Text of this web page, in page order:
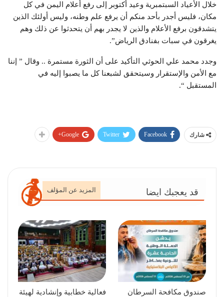
خلال الأعياد السبتمبرية وعيد أكتوبر إلى رفع أعلام اليمن في كل
مكان، فليس أجدر بأحد منكم أن يرفع علم وطنه، وليس أولئك الذين
يتشدقون برفع الأعلام والذين لا يجدر بهم أن يتحدثوا عن ذلك وهم
يغرقون في سبات بفنادق الرياض”.
وجدد محمد علي الحوثي التأكيد على أن الثورة مستمرة .. وقال ” إننا
مع الأمن والإستقرار وسيتحقق لشبعنا كل ما يصبوا إليه في
المستقبل “.
شارك Facebook
Twitter
Google+
قد يعجبك ايضا المزيد عن المؤلف
صندوق مكافحة السرطان
فعالية خطابية وإنشادية لهيئة